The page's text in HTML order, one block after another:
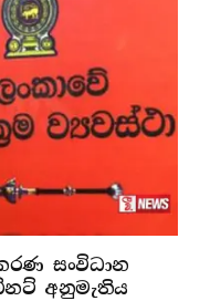
සංවිධාන
අනුමැතිය